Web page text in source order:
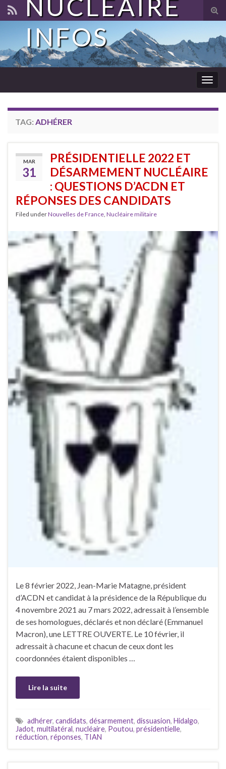
NUCLÉAIRE
INFOS
TAG: ADHÉRER
MAR
31
PRÉSIDENTIELLE 2022 ET
DÉSARMEMENT NUCLÉAIRE
: QUESTIONS D’ACDN ET
RÉPONSES DES CANDIDATS
Filed underNouvelles de France, Nucléaire militaire
Le 8 février 2022, Jean-Marie Matagne, président
d’ACDN et candidat à la présidence de la République du
4 novembre 2021 au 7 mars 2022, adressait à l’ensemble
de ses homologues, déclarés et non déclaré (Emmanuel
Macron), une LETTRE OUVERTE. Le 10 février, il
adressait à chacune et chacun de ceux dont les
coordonnées étaient disponibles …
Lire la suite
adhérer, candidats, désarmement, dissuasion, Hidalgo,
Jadot, multilatéral, nucléaire, Poutou, présidentielle,
réduction, réponses, TIAN